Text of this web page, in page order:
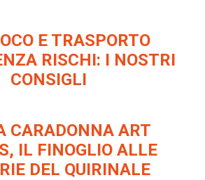
E TRASPORTO
RISCHI: I NOSTRI
CONSIGLI
CARADONNA ART
IL FINOGLIO ALLE
DEL QUIRINALE